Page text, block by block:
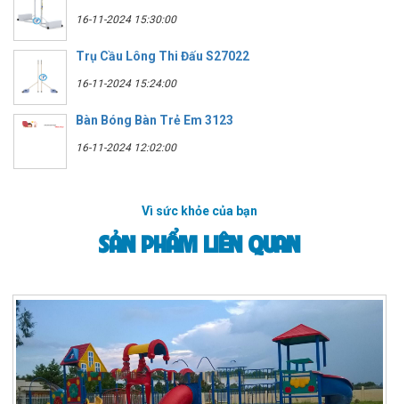
16-11-2024 15:30:00
Trụ Cầu Lông Thi Đấu S27022
16-11-2024 15:24:00
Bàn Bóng Bàn Trẻ Em 3123
16-11-2024 12:02:00
Vì sức khỏe của bạn
SẢN PHẨM LIÊN QUAN